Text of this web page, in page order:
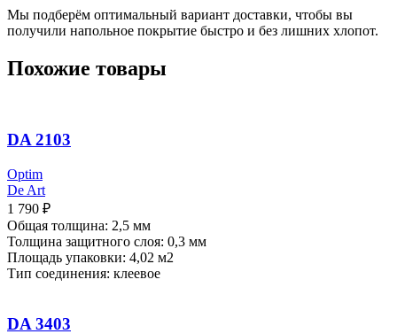
Мы подберём оптимальный вариант доставки, чтобы вы
получили напольное покрытие быстро и без лишних хлопот.
Похожие товары
DA 2103
Optim
De Art
1 790 ₽
Общая толщина: 2,5 мм
Толщина защитного слоя: 0,3 мм
Площадь упаковки: 4,02 м2
Тип соединения: клеевое
DA 3403